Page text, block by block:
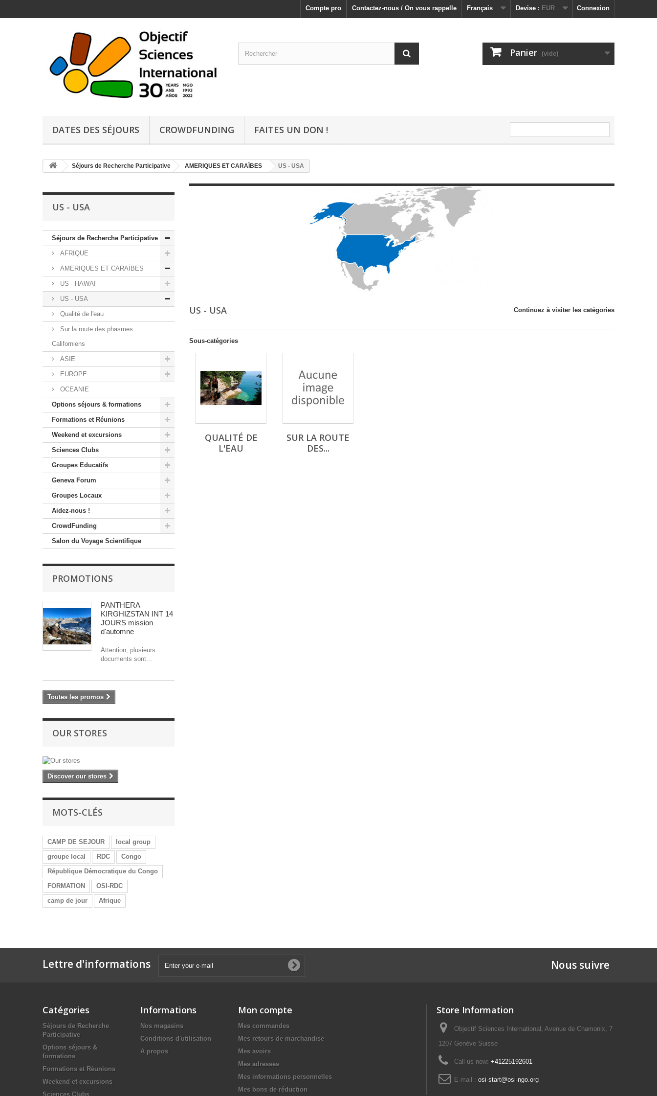
Connexion
Devise : EUR
Français
Contactez-nous / On vous rappelle
Compte pro
Panier (vide)
DATES DES SÉJOURS CROWDFUNDING FAITES UN DON !
Séjours de Recherche Participative AMERIQUES ET CARAÏBES US - USA
US - USA
Séjours de Recherche Participative
AFRIQUE
AMERIQUES ET CARAÏBES
US - HAWAI
US - USA
Qualité de l'eau
Sur la route des phasmes
Californiens
ASIE
EUROPE
OCEANIE
Options séjours & formations
Formations et Réunions
Weekend et excursions
Sciences Clubs
Groupes Educatifs
Geneva Forum
Groupes Locaux
Aidez-nous !
CrowdFunding
Salon du Voyage Scientifique
PROMOTIONS
PANTHERA
KIRGHIZSTAN INT 14
JOURS mission
d'automne
Attention, plusieurs
documents sont...
Toutes les promos
OUR STORES
Discover our stores
MOTS-CLÉS
CAMP DE SEJOUR
local group
groupe local
RDC
Congo
République Démocratique du Congo
FORMATION
OSI-RDC
camp de jour
Afrique
US - USA Continuez à visiter les catégories
Sous-catégories
QUALITÉ DE
L'EAU
SUR LA ROUTE
DES...
Lettre d'informations Nous suivre
Catégories
Séjours de Recherche
Participative
Options séjours &
formations
Formations et Réunions
Weekend et excursions
Sciences Clubs
Informations
Nos magasins
Conditions d'utilisation
A propos
Mon compte
Mes commandes
Mes retours de marchandise
Mes avoirs
Mes adresses
Mes informations personnelles
Mes bons de réduction
Store Information
Objectif Sciences International, Avenue de Chamonix, 7
1207 Genève Suisse
Call us now: +41225192601
E-mail : osi-start@osi-ngo.org